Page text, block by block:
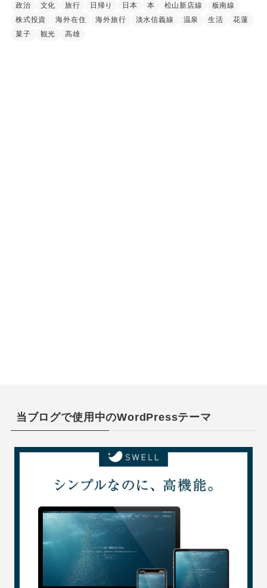
政治
文化 旅行 日帰り 日本 本 松山新店線
板南線
株式投資
海外在住 海外旅行 淡水信義線 温泉 生活
花蓮
菓子
観光 高雄
当ブログで使用中のWordPressテーマ